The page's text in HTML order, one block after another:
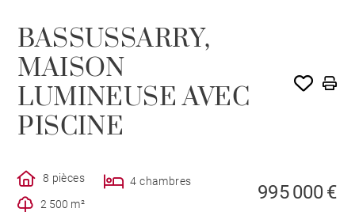
BASSUSSARRY,
MAISON
LUMINEUSE AVEC
PISCINE
8 pièces
4 chambres
2 500 m²
995 000 €